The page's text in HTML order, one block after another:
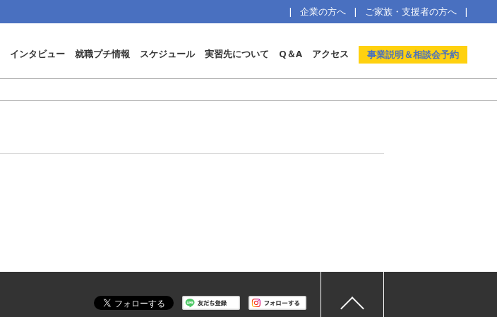
企業の方へ ご家族・支援者の方へ
インタビュー 就職プチ情報 スケジュール 実習先について Q＆A アクセス 事業説明＆相談会予約